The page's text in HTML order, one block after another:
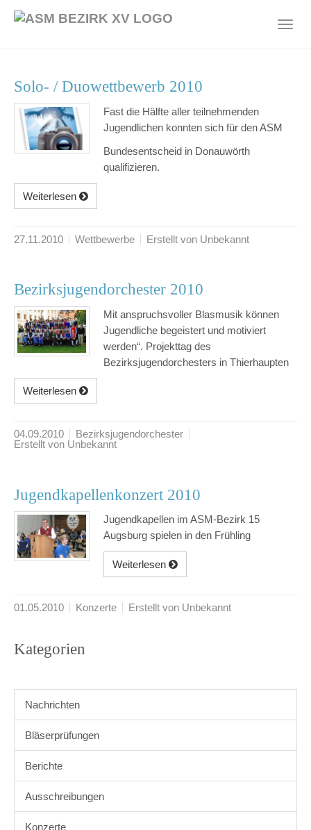
Solo- / Duowettbewerb 2010
Fast die Hälfte aller teilnehmenden
Jugendlichen konnten sich für den ASM
Bundesentscheid in Donauwörth
qualifizieren.
Weiterlesen
27.11.2010 Wettbewerbe Erstellt von Unbekannt
Bezirksjugendorchester 2010
Mit anspruchsvoller Blasmusik können
Jugendliche begeistert und motiviert
werden“. Projekttag des
Bezirksjugendorchesters in Thierhaupten
Weiterlesen
04.09.2010
Bezirksjugendorchester
Erstellt von Unbekannt
Jugendkapellenkonzert 2010
Jugendkapellen im ASM-Bezirk 15
Augsburg spielen in den Frühling
Weiterlesen
01.05.2010 Konzerte Erstellt von Unbekannt
Kategorien
Nachrichten
Bläserprüfungen
Berichte
Ausschreibungen
Konzerte